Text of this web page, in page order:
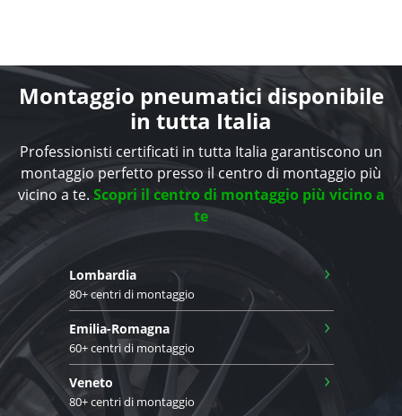
Montaggio pneumatici disponibile
in tutta Italia
Professionisti certificati in tutta Italia garantiscono un
montaggio perfetto presso il centro di montaggio più
vicino a te. Scopri il centro di montaggio più vicino a
te
Lombardia
80+ centri di montaggio
›
Emilia-Romagna
60+ centri di montaggio
›
Veneto
80+ centri di montaggio
›